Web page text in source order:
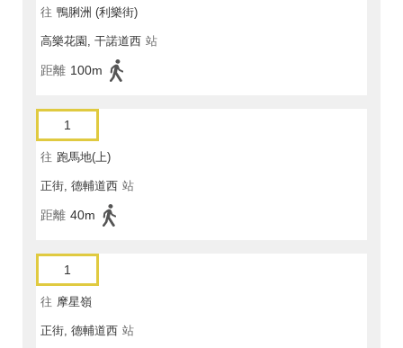
往 鴨脷洲 (利樂街)
高樂花園, 干諾道西 站
距離 100m
1
往 跑馬地(上)
正街, 德輔道西 站
距離 40m
1
往 摩星嶺
正街, 德輔道西 站